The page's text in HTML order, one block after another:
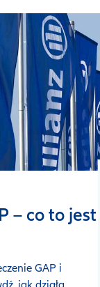
– co to jest
GAP i